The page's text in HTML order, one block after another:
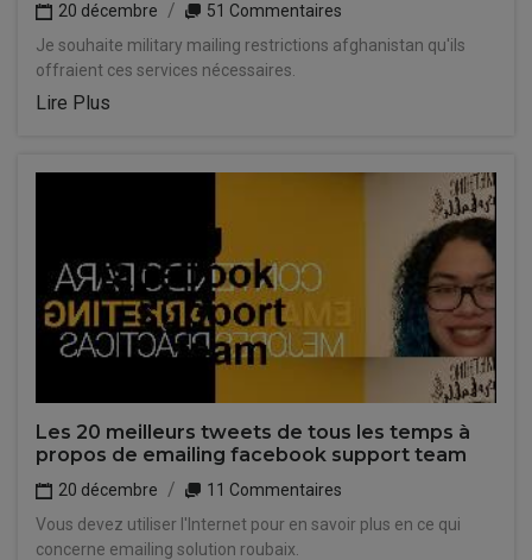
20 décembre
51 Commentaires
Je souhaite military mailing restrictions afghanistan qu'ils
offraient ces services nécessaires.
Lire Plus
Les 20 meilleurs tweets de tous les temps à
propos de emailing facebook support team
20 décembre
11 Commentaires
Vous devez utiliser l'Internet pour en savoir plus en ce qui
concerne emailing solution roubaix.